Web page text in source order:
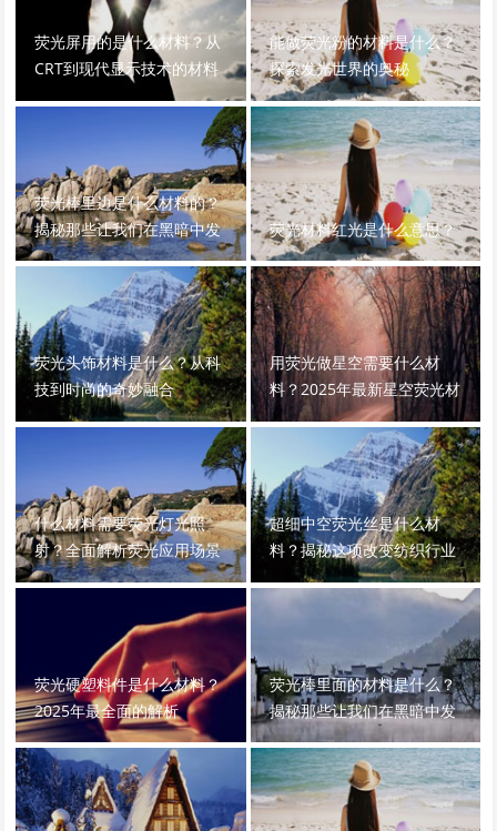
荧光屏用的是什么材料？从
CRT到现代显示技术的材料
能做荧光粉的材料是什么？
探索发光世界的奥秘
荧光棒里边是什么材料的？
揭秘那些让我们在黑暗中发
光的神奇化学物质
荧光材料红光是什么意思？
荧光头饰材料是什么？从科
技到时尚的奇妙融合
用荧光做星空需要什么材
料？2025年最新星空荧光材
料全解析
什么材料需要荧光灯光照
射？全面解析荧光应用场景
超细中空荧光丝是什么材
料？揭秘这项改变纺织行业
的高科技材料
荧光硬塑料件是什么材料？
2025年最全面的解析
荧光棒里面的材料是什么？
揭秘那些让我们在黑暗中发
光的化学秘密